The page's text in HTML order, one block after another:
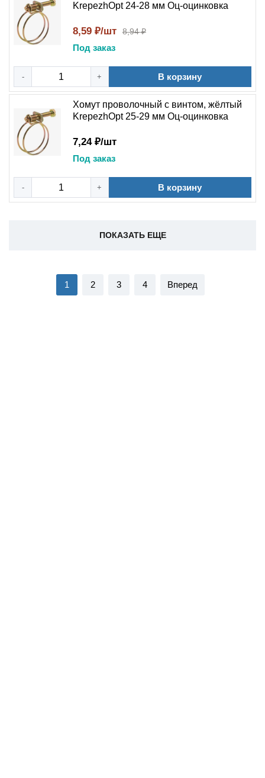
KrepezhOpt 24-28 мм Оц-оцинковка
8,59 ₽/шт 8,94 ₽
Под заказ
- + В корзину
Хомут проволочный с винтом, жёлтый
KrepezhOpt 25-29 мм Оц-оцинковка
7,24 ₽/шт
Под заказ
- + В корзину
ПОКАЗАТЬ ЕЩЕ
1 2 3 4 Вперед